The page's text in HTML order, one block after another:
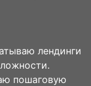
лендинги
пошаговую